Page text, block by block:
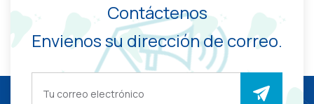
Contáctenos
Envienos su dirección de correo.